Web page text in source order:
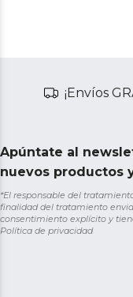
¡Envíos
Apúntate al
nuevos productos
*El responsable del
finalidad del tratamiento
consentimiento explícito y
Política de privacidad